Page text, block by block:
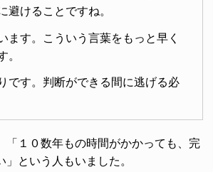
避けることですね。
ます。こういう言葉をもっと早く
。
です。判断ができる間に逃げる必
「１０数年もの時間がかかっても、完
という人もいました。